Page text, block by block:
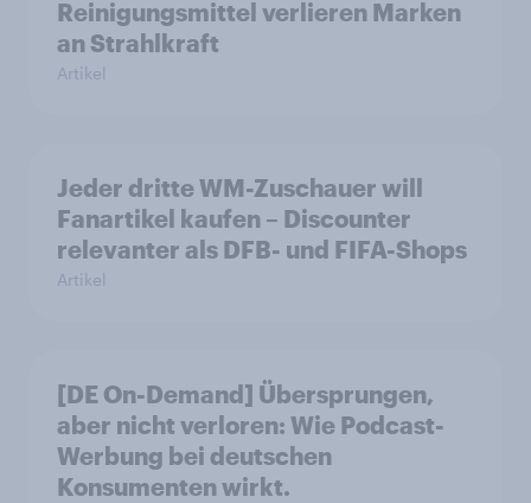
Reinigungsmittel verlieren Marken
an Strahlkraft
Artikel
Jeder dritte WM-Zuschauer will
Fanartikel kaufen – Discounter
relevanter als DFB- und FIFA-Shops
Artikel
[DE On-Demand] Übersprungen,
aber nicht verloren: Wie Podcast-
Werbung bei deutschen
Konsumenten wirkt.